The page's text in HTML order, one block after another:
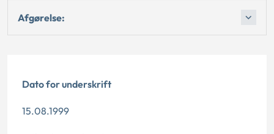
Afgørelse:
Dato for underskrift
15.08.1999